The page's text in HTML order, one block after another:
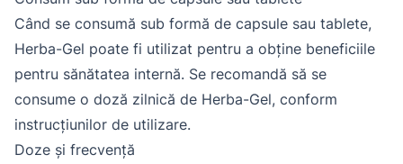
Când se consumă sub formă de capsule sau tablete,
Herba-Gel poate fi utilizat pentru a obține beneficiile
pentru sănătatea internă. Se recomandă să se
consume o doză zilnică de Herba-Gel, conform
instrucțiunilor de utilizare.
Doze și frecvență